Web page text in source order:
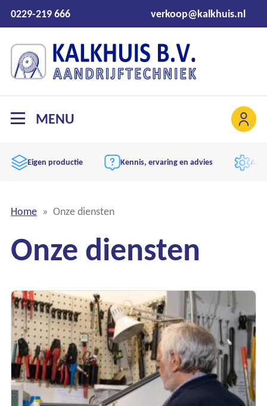
0229-219 666 verkoop@kalkhuis.nl
MENU
Eigen productie Kennis, ervaring en advies
Home Onze diensten
Onze diensten